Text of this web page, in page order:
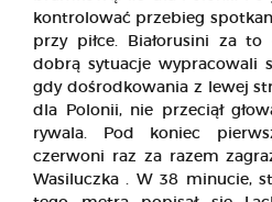
kontrolować przebieg
przy piłce. Białorusini za
dobrą sytuacje wypracowali
gdy dośrodkowania z lewej
dla Polonii, nie przeciął
rywala. Pod koniec
czerwoni raz za razem
Wasiluczka . W 38 minucie,